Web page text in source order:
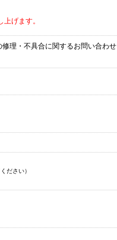
げます。
修理・不具合に関するお問い合わせ
ださい）